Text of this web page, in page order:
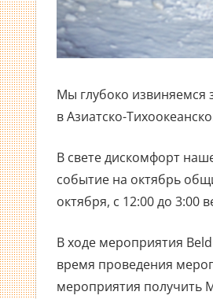
Мы глубоко извиняемся
в Азиатско-
В свете дискомфорт
событие на октябрь
октября, с 12:00 до 3:00
В ходе мероприятия
время проведения
мероприятия получить